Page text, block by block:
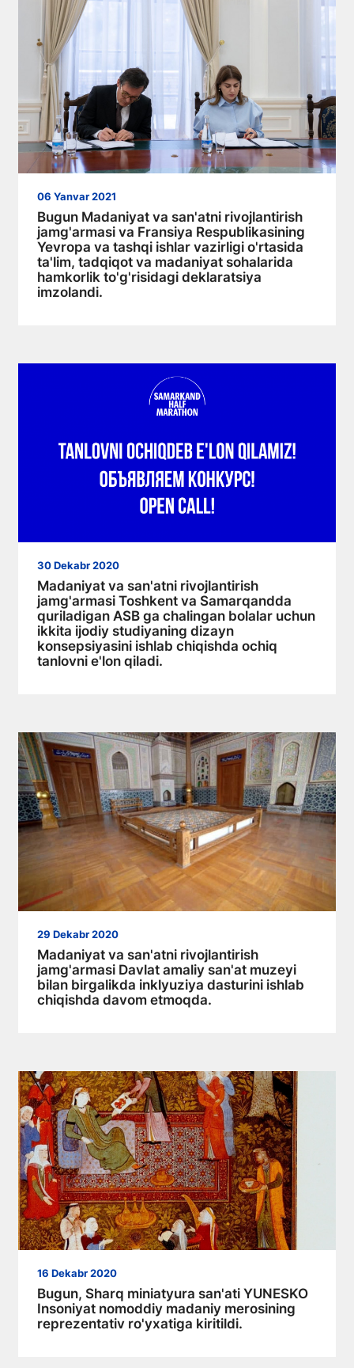
06 Yanvar 2021
Bugun Madaniyat va san'atni rivojlantirish
jamg'armasi va Fransiya Respublikasining
Yevropa va tashqi ishlar vazirligi o'rtasida
ta'lim, tadqiqot va madaniyat sohalarida
hamkorlik to'g'risidagi deklaratsiya
imzolandi.
30 Dekabr 2020
Madaniyat va san'atni rivojlantirish
jamg'armasi Toshkent va Samarqandda
quriladigan ASB ga chalingan bolalar uchun
ikkita ijodiy studiyaning dizayn
konsepsiyasini ishlab chiqishda ochiq
tanlovni e'lon qiladi.
29 Dekabr 2020
Madaniyat va san'atni rivojlantirish
jamg'armasi Davlat amaliy san'at muzeyi
bilan birgalikda inklyuziya dasturini ishlab
chiqishda davom etmoqda.
16 Dekabr 2020
Bugun, Sharq miniatyura san'ati YUNESKO
Insoniyat nomoddiy madaniy merosining
reprezentativ ro'yxatiga kiritildi.